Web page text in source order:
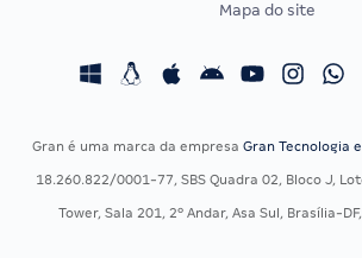
Concursos Fiscais
Concursos Saúde
Calendário
Mapa do site
Gran é uma marca da empresa Gran Tecnologia
18.260.822/0001-77, SBS Quadra 02, Bloco J,
Tower, Sala 201, 2º Andar, Asa Sul, Brasília-